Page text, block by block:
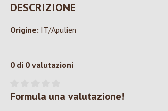
DESCRIZIONE
Origine: IT/Apulien
0 di 0 valutazioni
Valutazione media di 0 su 5 stelle
Formula una valutazione!